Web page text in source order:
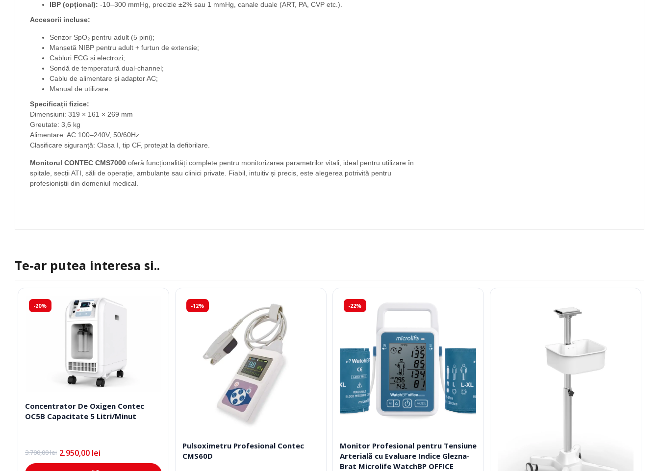
IBP (opțional): -10–300 mmHg, precizie ±2% sau 1 mmHg, canale duale (ART, PA, CVP etc.).
Accesorii incluse:
Senzor SpO₂ pentru adult (5 pini);
Manșetă NIBP pentru adult + furtun de extensie;
Cabluri ECG și electrozi;
Sondă de temperatură dual-channel;
Cablu de alimentare și adaptor AC;
Manual de utilizare.
Specificații fizice:
Dimensiuni: 319 × 161 × 269 mm
Greutate: 3,6 kg
Alimentare: AC 100–240V, 50/60Hz
Clasificare siguranță: Clasa I, tip CF, protejat la defibrilare.
Monitorul CONTEC CMS7000 oferă funcționalități complete pentru monitorizarea parametrilor vitali, ideal pentru utilizare în
spitale, secții ATI, săli de operație, ambulanțe sau clinici private. Fiabil, intuitiv și precis, este alegerea potrivită pentru
profesioniștii din domeniul medical.
Te-ar putea interesa si..
-20%
Concentrator De Oxigen Contec
OC5B Capacitate 5 Litri/Minut
3.700,00lei
Prețul
inițial
2.950,00 lei
Prețul
curent
-12%
Pulsoximetru Profesional Contec
CMS60D
-22%
Monitor Profesional pentru Tensiune
Arterială cu Evaluare Indice Glezna-
Brat Microlife WatchBP OFFICE